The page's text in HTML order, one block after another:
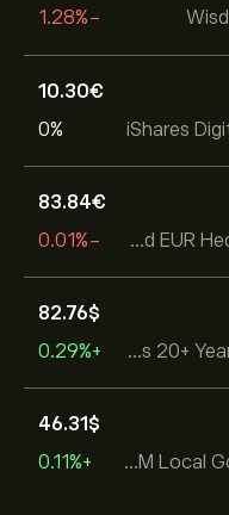
-1.28%
iShares
10.30‎€‎
0%
iShares Global Corp Bond EUR Hedged UCITS ETF Dist
83.84‎€‎
-0.01%
iShares 20+ Year Treasury Bond ETF
82.76‎$‎
+0.29%
iShares J.P. Morgan EM Local Govt Bond UCITS ETF
46.31‎$‎
+0.11%